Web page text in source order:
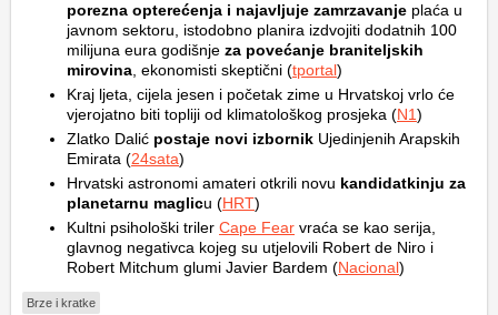
porezna opterećenja i najavljuje zamrzavanje plaća u
javnom sektoru, istodobno planira izdvojiti dodatnih 100
milijuna eura godišnje za povećanje braniteljskih
mirovina , ekonomisti skeptični (tportal)
Kraj ljeta, cijela jesen i početak zime u Hrvatskoj vrlo će
vjerojatno biti topliji od klimatološkog prosjeka (N1)
Zlatko Dalić postaje novi izbornik Ujedinjenih Arapskih
Emirata (24sata)
Hrvatski astronomi amateri otkrili novu kandidatkinju za
planetarnu maglicu (HRT)
Kultni psihološki triler Cape Fear vraća se kao serija,
glavnog negativca kojeg su utjelovili Robert de Niro i
Robert Mitchum glumi Javier Bardem (Nacional)
Brze i kratke